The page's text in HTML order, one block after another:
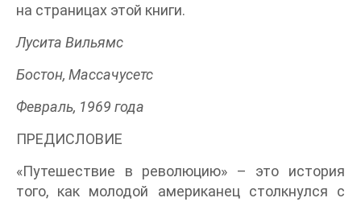
на страницах этой книги.
Лусита Вильямс
Бостон, Массачусетс
Февраль, 1969 года
ПРЕДИСЛОВИЕ
«Путешествие в революцию» – это история
того, как молодой американец столкнулся с